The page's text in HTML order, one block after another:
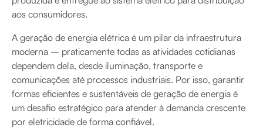
aos consumidores.
A geração de energia elétrica é um pilar da infraestrutura
moderna – praticamente todas as atividades cotidianas
dependem dela, desde iluminação, transporte e
comunicações até processos industriais. Por isso, garantir
formas eficientes e sustentáveis de geração de energia é
um desafio estratégico para atender à demanda crescente
por eletricidade de forma confiável.